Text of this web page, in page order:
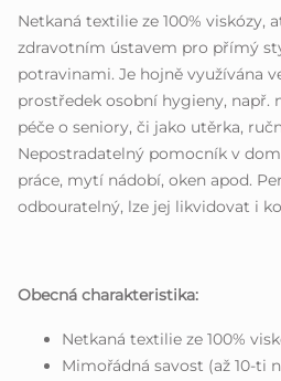
Netkaná textilie ze 100% viskózy,
zdravotním ústavem pro přímý
potravinami. Je hojně využívána
prostředek osobní hygieny, např.
péče o seniory, či jako utěrka,
Nepostradatelný pomocník v
práce, mytí nádobí, oken apod.
odbouratelný, lze jej likvidovat i
Obecná charakteristika:
Netkaná textilie ze 100%
Mimořádná savost (až 10-ti